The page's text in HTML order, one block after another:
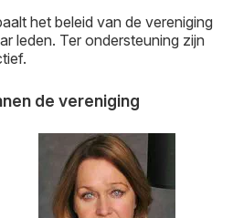
het beleid van de vereniging
leden. Ter ondersteuning zijn
de vereniging